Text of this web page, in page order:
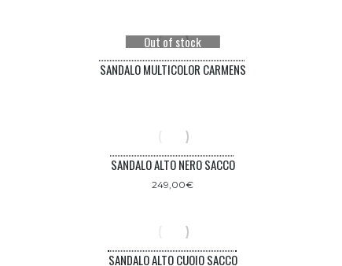
Out of stock
SANDALO MULTICOLOR CARMENS
SANDALO ALTO NERO SACCO
249,00€
SANDALO ALTO CUOIO SACCO